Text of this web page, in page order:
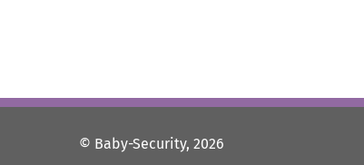
© Baby-Security, 2026